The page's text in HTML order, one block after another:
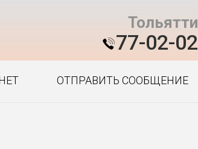
Тольятти
77-02-02
ОТПРАВИТЬ СООБЩЕНИЕ